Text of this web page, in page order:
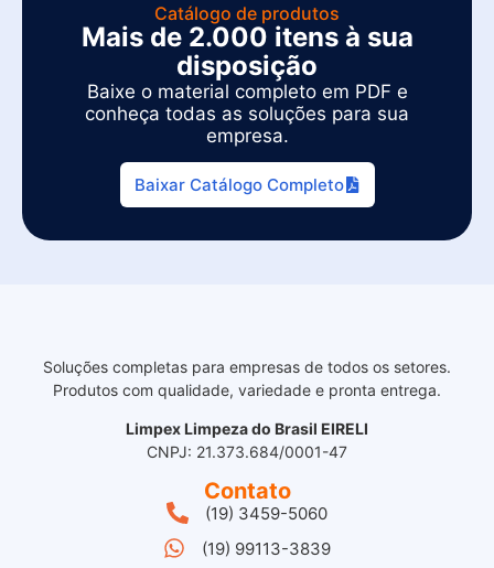
Catálogo de produtos
Mais de 2.000 itens à sua
disposição
Baixe o material completo em PDF e
conheça todas as soluções para sua
empresa.
Baixar Catálogo Completo
Soluções completas para empresas de todos os setores.
Produtos com qualidade, variedade e pronta entrega.
Limpex Limpeza do Brasil EIRELI
CNPJ: 21.373.684/0001-47
Contato
(19) 3459-5060
(19) 99113-3839